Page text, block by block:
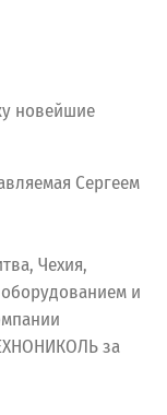
новейшие
Сергеем
Чехия,
и
за